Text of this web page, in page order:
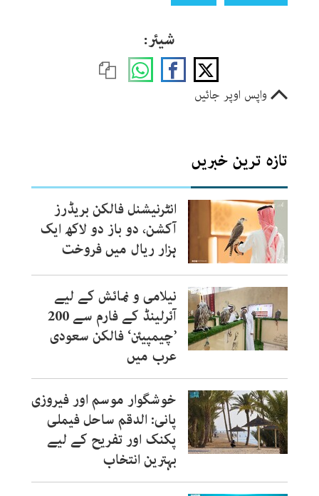
شیئر:
واپس اوپر جائیں
تازہ ترین خبریں
انٹرنیشنل فالکن بریڈرز
آکشن، دو باز دو لاکھ ایک
ہزار ریال میں فروخت
نیلامی و نمائش کے لیے
آئرلینڈ کے فارم سے 200
’چیمپیئن‘ فالکن سعودی
عرب میں
خوشگوار موسم اور فیروزی
پانی: الدقم ساحل فیملی
پکنک اور تفریح کے لیے
بہترین انتخاب